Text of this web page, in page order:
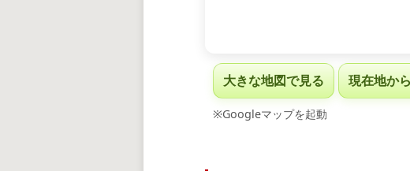
大きな地図で見る 現在地か
※Googleマップを起動